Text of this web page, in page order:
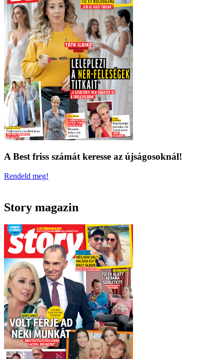
A Best friss számát keresse az újságosoknál!
Rendeld meg!
Story magazin